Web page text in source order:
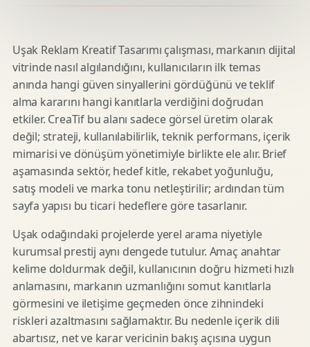
Uşak Reklam Kreatif Tasarımı çalışması, markanın dijital
vitrinde nasıl algılandığını, kullanıcıların ilk temas
anında hangi güven sinyallerini gördüğünü ve teklif
alma kararını hangi kanıtlarla verdiğini doğrudan
etkiler. CreaTif bu alanı sadece görsel üretim olarak
değil; strateji, kullanılabilirlik, teknik performans, içerik
mimarisi ve dönüşüm yönetimiyle birlikte ele alır. Brief
aşamasında sektör, hedef kitle, rekabet yoğunluğu,
satış modeli ve marka tonu netleştirilir; ardından tüm
sayfa yapısı bu ticari hedeflere göre tasarlanır.
Uşak odağındaki projelerde yerel arama niyetiyle
kurumsal prestij aynı dengede tutulur. Amaç anahtar
kelime doldurmak değil, kullanıcının doğru hizmeti hızlı
anlamasını, markanın uzmanlığını somut kanıtlarla
görmesini ve iletişime geçmeden önce zihnindeki
riskleri azaltmasını sağlamaktır. Bu nedenle içerik dili
abartısız, net ve karar vericinin bakış açısına uygun